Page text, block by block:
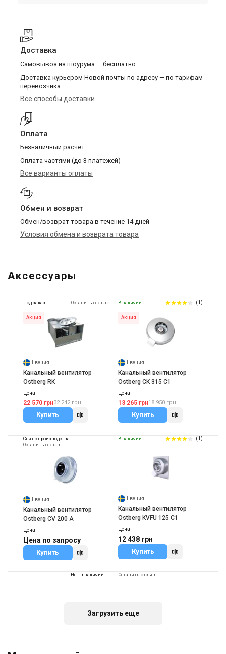
Доставка
Самовывоз из шоурума — бесплатно
Доставка курьером Новой почты по адресу — по тарифам
перевозчика
Все способы доставки
Оплата
Безналичный расчет
Оплата частями (до 3 платежей)
Все варианты оплаты
Обмен и возврат
Обмен/возврат товара в течение 14 дней
Условия обмена и возврата товара
Аксессуары
Под заказ Оставить отзыв
Акция
Швеция
Канальный вентилятор
Ostberg RK
Цена
22 570 грн32 242 грн
Купить
В наличии (1)
Акция
Швеция
Канальный вентилятор
Ostberg CK 315 C1
Цена
13 265 грн18 950 грн
Купить
Снят с производства
Оставить отзыв
Швеция
Канальный вентилятор
Ostberg CV 200 A
Цена
Цена по запросу
Купить
В наличии (1)
Швеция
Канальный вентилятор
Ostberg KVFU 125 C1
Цена
12 438 грн
Купить
Нет в наличии Оставить отзыв
Загрузить еще